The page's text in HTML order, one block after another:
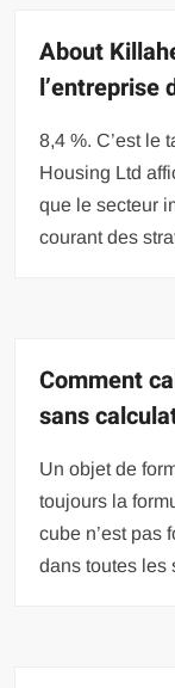
About
l’entreprise
8,4 %. C’est le
Housing Ltd
que le secteur
courant des
Comment
sans
Un objet de
toujours la
cube n’est pas
dans toutes les